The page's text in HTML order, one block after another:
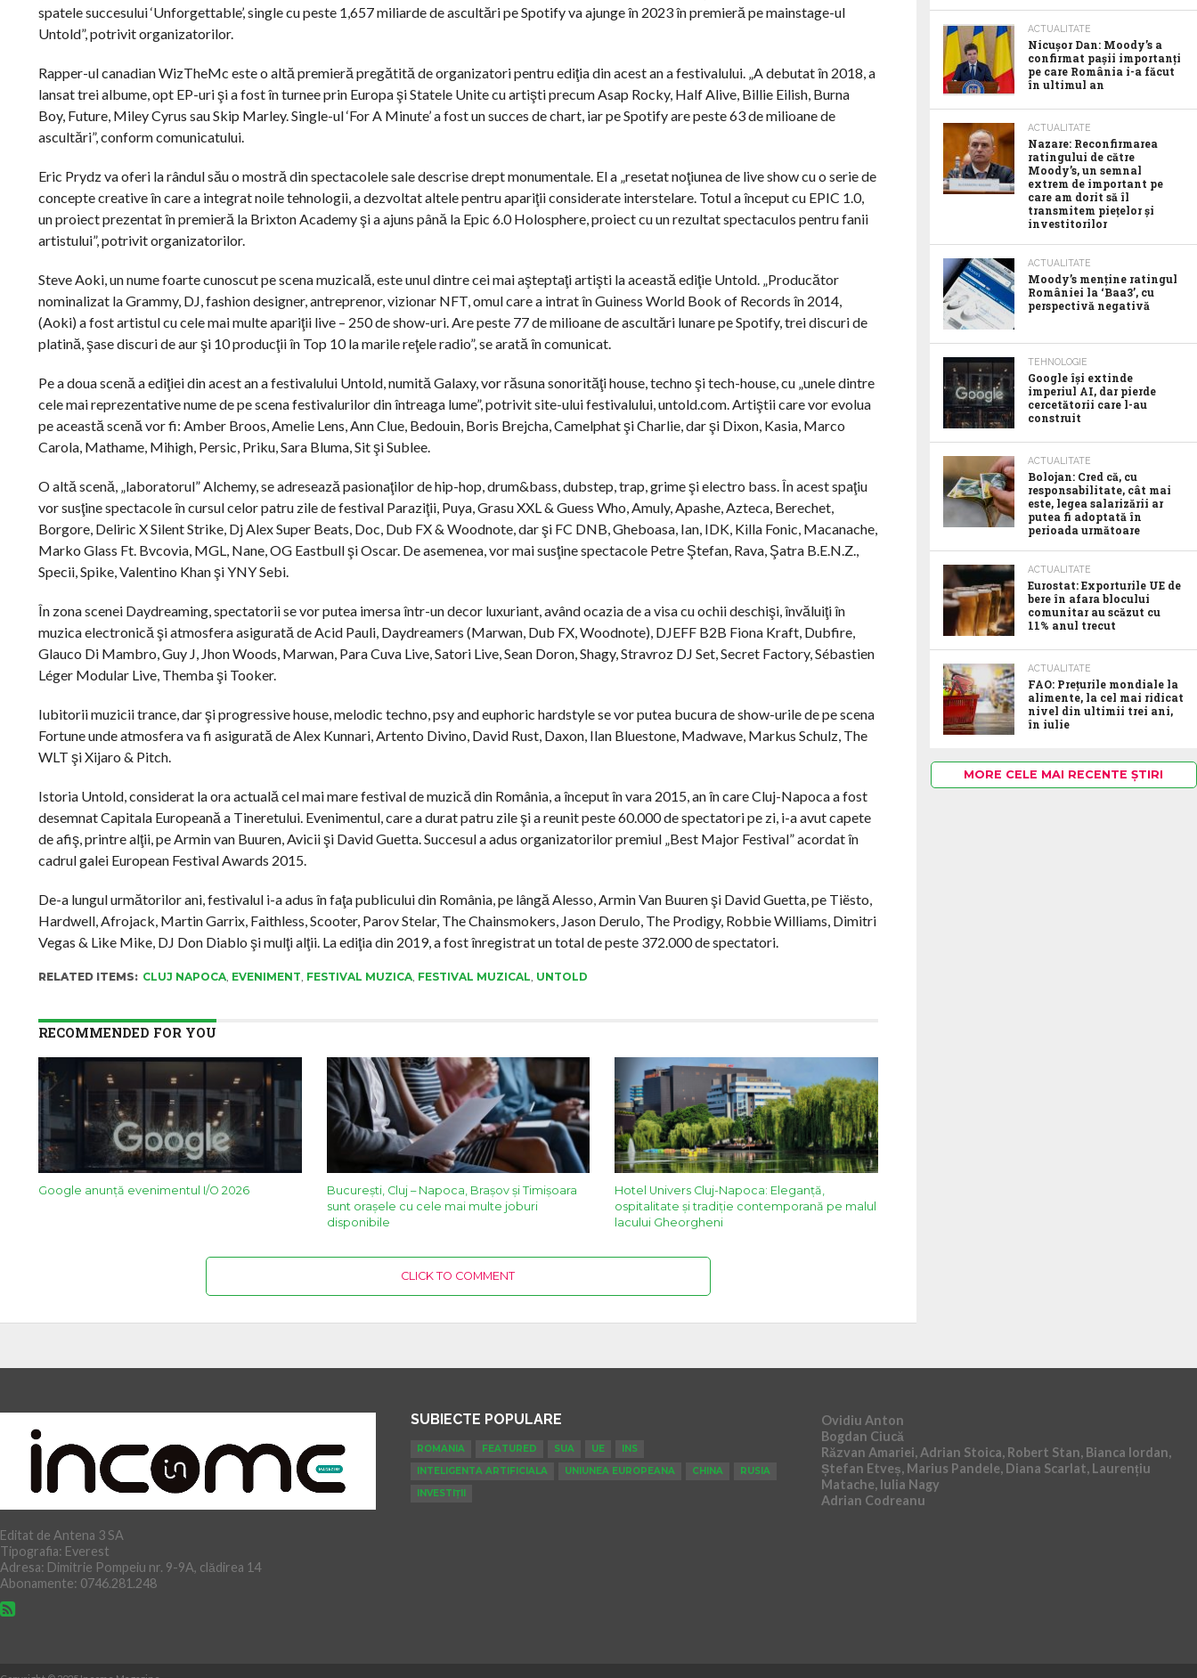
spatele succesului ‘Unforgettable’, single cu peste 1,657 miliarde de ascultări pe Spotify va ajunge în 2023 în premieră pe mainstage-ul
Untold”, potrivit organizatorilor.
Rapper-ul canadian WizTheMc este o altă premieră pregătită de organizatori pentru ediţia din acest an a festivalului. „A debutat în 2018, a
lansat trei albume, opt EP-uri şi a fost în turnee prin Europa şi Statele Unite cu artişti precum Asap Rocky, Half Alive, Billie Eilish, Burna
Boy, Future, Miley Cyrus sau Skip Marley. Single-ul ‘For A Minute’ a fost un succes de chart, iar pe Spotify are peste 63 de milioane de
ascultări”, conform comunicatului.
Eric Prydz va oferi la rândul său o mostră din spectacolele sale descrise drept monumentale. El a „resetat noţiunea de live show cu o serie de
concepte creative în care a integrat noile tehnologii, a dezvoltat altele pentru apariţii considerate interstelare. Totul a început cu EPIC 1.0,
un proiect prezentat în premieră la Brixton Academy şi a ajuns până la Epic 6.0 Holosphere, proiect cu un rezultat spectaculos pentru fanii
artistului”, potrivit organizatorilor.
Steve Aoki, un nume foarte cunoscut pe scena muzicală, este unul dintre cei mai aşteptaţi artişti la această ediţie Untold. „Producător
nominalizat la Grammy, DJ, fashion designer, antreprenor, vizionar NFT, omul care a intrat în Guiness World Book of Records în 2014,
(Aoki) a fost artistul cu cele mai multe apariţii live – 250 de show-uri. Are peste 77 de milioane de ascultări lunare pe Spotify, trei discuri de
platină, şase discuri de aur şi 10 producţii în Top 10 la marile reţele radio”, se arată în comunicat.
Pe a doua scenă a ediţiei din acest an a festivalului Untold, numită Galaxy, vor răsuna sonorităţi house, techno şi tech-house, cu „unele dintre
cele mai reprezentative nume de pe scena festivalurilor din întreaga lume”, potrivit site-ului festivalului, untold.com. Artiştii care vor evolua
pe această scenă vor fi: Amber Broos, Amelie Lens, Ann Clue, Bedouin, Boris Brejcha, Camelphat şi Charlie, dar şi Dixon, Kasia, Marco
Carola, Mathame, Mihigh, Persic, Priku, Sara Bluma, Sit şi Sublee.
O altă scenă, „laboratorul” Alchemy, se adresează pasionaţilor de hip-hop, drum&bass, dubstep, trap, grime şi electro bass. În acest spaţiu
vor susţine spectacole în cursul celor patru zile de festival Paraziţii, Puya, Grasu XXL & Guess Who, Amuly, Apashe, Azteca, Berechet,
Borgore, Deliric X Silent Strike, Dj Alex Super Beats, Doc, Dub FX & Woodnote, dar şi FC DNB, Gheboasa, Ian, IDK, Killa Fonic, Macanache,
Marko Glass Ft. Bvcovia, MGL, Nane, OG Eastbull şi Oscar. De asemenea, vor mai susţine spectacole Petre Ştefan, Rava, Şatra B.E.N.Z.,
Specii, Spike, Valentino Khan şi YNY Sebi.
În zona scenei Daydreaming, spectatorii se vor putea imersa într-un decor luxuriant, având ocazia de a visa cu ochii deschişi, învăluiţi în
muzica electronică şi atmosfera asigurată de Acid Pauli, Daydreamers (Marwan, Dub FX, Woodnote), DJEFF B2B Fiona Kraft, Dubfire,
Glauco Di Mambro, Guy J, Jhon Woods, Marwan, Para Cuva Live, Satori Live, Sean Doron, Shagy, Stravroz DJ Set, Secret Factory, Sébastien
Léger Modular Live, Themba şi Tooker.
Iubitorii muzicii trance, dar şi progressive house, melodic techno, psy and euphoric hardstyle se vor putea bucura de show-urile de pe scena
Fortune unde atmosfera va fi asigurată de Alex Kunnari, Artento Divino, David Rust, Daxon, Ilan Bluestone, Madwave, Markus Schulz, The
WLT şi Xijaro & Pitch.
Istoria Untold, considerat la ora actuală cel mai mare festival de muzică din România, a început în vara 2015, an în care Cluj-Napoca a fost
desemnat Capitala Europeană a Tineretului. Evenimentul, care a durat patru zile şi a reunit peste 60.000 de spectatori pe zi, i-a avut capete
de afiş, printre alţii, pe Armin van Buuren, Avicii şi David Guetta. Succesul a adus organizatorilor premiul „Best Major Festival” acordat în
cadrul galei European Festival Awards 2015.
De-a lungul următorilor ani, festivalul i-a adus în faţa publicului din România, pe lângă Alesso, Armin Van Buuren şi David Guetta, pe Tiësto,
Hardwell, Afrojack, Martin Garrix, Faithless, Scooter, Parov Stelar, The Chainsmokers, Jason Derulo, The Prodigy, Robbie Williams, Dimitri
Vegas & Like Mike, DJ Don Diablo şi mulţi alţii. La ediţia din 2019, a fost înregistrat un total de peste 372.000 de spectatori.
RELATED ITEMS: CLUJ NAPOCA, EVENIMENT, FESTIVAL MUZICA, FESTIVAL MUZICAL, UNTOLD
RECOMMENDED FOR YOU
Google anunţă evenimentul I/O 2026
București, Cluj – Napoca, Brașov și Timișoara
sunt orașele cu cele mai multe joburi
disponibile
Hotel Univers Cluj-Napoca: Eleganță,
ospitalitate și tradiție contemporană pe malul
lacului Gheorgheni
CLICK TO COMMENT
ACTUALITATE
Nicușor Dan: Moody’s a
confirmat pașii importanți
pe care România i-a făcut
în ultimul an
ACTUALITATE
Nazare: Reconfirmarea
ratingului de către
Moody’s, un semnal
extrem de important pe
care am dorit să îl
transmitem piețelor și
investitorilor
ACTUALITATE
Moody’s menține ratingul
României la ‘Baa3’, cu
perspectivă negativă
TEHNOLOGIE
Google îşi extinde
imperiul AI, dar pierde
cercetătorii care l-au
construit
ACTUALITATE
Bolojan: Cred că, cu
responsabilitate, cât mai
este, legea salarizării ar
putea fi adoptată în
perioada următoare
ACTUALITATE
Eurostat: Exporturile UE de
bere în afara blocului
comunitar au scăzut cu
11% anul trecut
ACTUALITATE
FAO: Prețurile mondiale la
alimente, la cel mai ridicat
nivel din ultimii trei ani,
în iulie
MORE CELE MAI RECENTE ȘTIRI
Editat de Antena 3 SA
Tipografia: Everest
Adresa: Dimitrie Pompeiu nr. 9-9A, clădirea 14
Abonamente: 0746.281.248
SUBIECTE POPULARE
ROMANIA FEATURED SUA UE
INS
INTELIGENTA ARTIFICIALA
UNIUNEA EUROPEANA CHINA
RUSIA
INVESTIȚII
Ovidiu Anton
Bogdan Ciucă
Răzvan Amariei, Adrian Stoica, Robert Stan, Bianca Iordan,
Ștefan Etveș, Marius Pandele, Diana Scarlat, Laurențiu
Matache, Iulia Nagy
Adrian Codreanu